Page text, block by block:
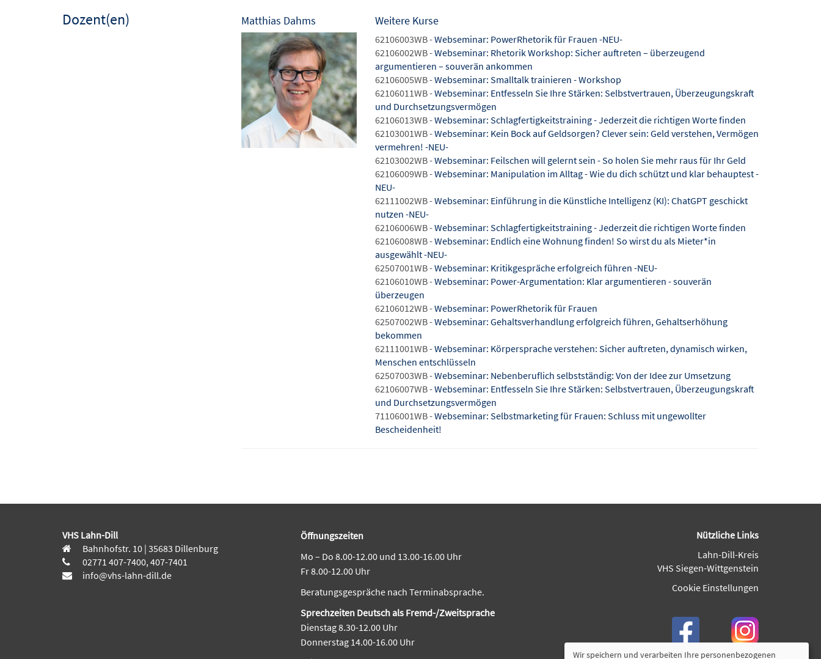
Dozent(en) Matthias Dahms Weitere Kurse
62106003WB -Webseminar: PowerRhetorik für Frauen -NEU-
62106002WB -Webseminar: Rhetorik Workshop: Sicher auftreten – überzeugend
argumentieren – souverän ankommen
62106005WB -Webseminar: Smalltalk trainieren - Workshop
62106011WB -Webseminar: Entfesseln Sie Ihre Stärken: Selbstvertrauen, Überzeugungskraft
und Durchsetzungsvermögen
62106013WB -Webseminar: Schlagfertigkeitstraining - Jederzeit die richtigen Worte finden
62103001WB -Webseminar: Kein Bock auf Geldsorgen? Clever sein: Geld verstehen, Vermögen
vermehren! -NEU-
62103002WB -Webseminar: Feilschen will gelernt sein - So holen Sie mehr raus für Ihr Geld
62106009WB -Webseminar: Manipulation im Alltag - Wie du dich schützt und klar behauptest -
NEU-
62111002WB -Webseminar: Einführung in die Künstliche Intelligenz (KI): ChatGPT geschickt
nutzen -NEU-
62106006WB -Webseminar: Schlagfertigkeitstraining - Jederzeit die richtigen Worte finden
62106008WB -Webseminar: Endlich eine Wohnung finden! So wirst du als Mieter*in
ausgewählt -NEU-
62507001WB -Webseminar: Kritikgespräche erfolgreich führen -NEU-
62106010WB -Webseminar: Power-Argumentation: Klar argumentieren - souverän
überzeugen
62106012WB -Webseminar: PowerRhetorik für Frauen
62507002WB -Webseminar: Gehaltsverhandlung erfolgreich führen, Gehaltserhöhung
bekommen
62111001WB -Webseminar: Körpersprache verstehen: Sicher auftreten, dynamisch wirken,
Menschen entschlüsseln
62507003WB -Webseminar: Nebenberuflich selbstständig: Von der Idee zur Umsetzung
62106007WB -Webseminar: Entfesseln Sie Ihre Stärken: Selbstvertrauen, Überzeugungskraft
und Durchsetzungsvermögen
71106001WB -Webseminar: Selbstmarketing für Frauen: Schluss mit ungewollter
Bescheidenheit!
VHS Lahn-Dill
Bahnhofstr. 10 | 35683 Dillenburg
02771 407-7400, 407-7401
info@vhs-lahn-dill.de
Öffnungszeiten
Mo – Do 8.00-12.00 und 13.00-16.00 Uhr
Fr 8.00-12.00 Uhr
Beratungsgespräche nach Terminabsprache.
Sprechzeiten Deutsch als Fremd-/Zweitsprache
Dienstag 8.30-12.00 Uhr
Donnerstag 14.00-16.00 Uhr
Nützliche Links
Lahn-Dill-Kreis
VHS Siegen-Wittgenstein
Cookie Einstellungen
Wir speichern und verarbeiten Ihre personenbezogenen